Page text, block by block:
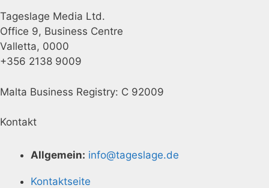
Tageslage Media Ltd.
Office 9, Business Centre
Valletta, 0000
+356 2138 9009
Malta Business Registry: C 92009
Kontakt
Allgemein: info@tageslage.de
Kontaktseite